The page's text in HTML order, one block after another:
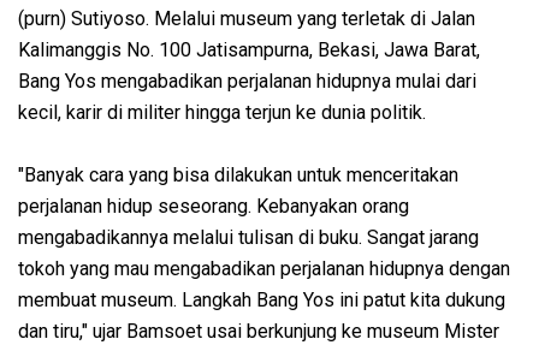
(purn) Sutiyoso. Melalui museum yang terletak di Jalan
Kalimanggis No. 100 Jatisampurna, Bekasi, Jawa Barat,
Bang Yos mengabadikan perjalanan hidupnya mulai dari
kecil, karir di militer hingga terjun ke dunia politik.
"Banyak cara yang bisa dilakukan untuk menceritakan
perjalanan hidup seseorang. Kebanyakan orang
mengabadikannya melalui tulisan di buku. Sangat jarang
tokoh yang mau mengabadikan perjalanan hidupnya dengan
membuat museum. Langkah Bang Yos ini patut kita dukung
dan tiru," ujar Bamsoet usai berkunjung ke museum Mister